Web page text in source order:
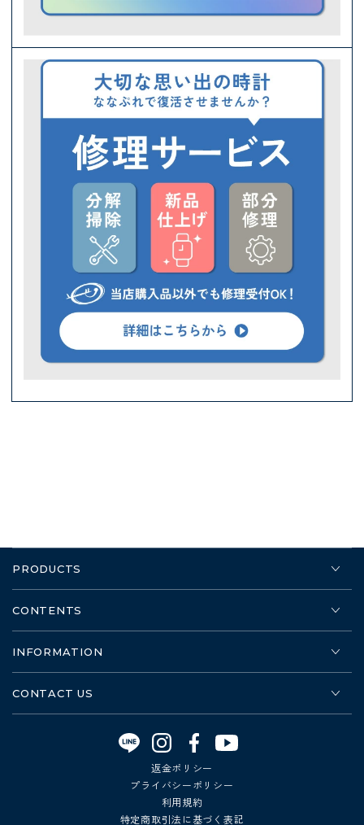
PRODUCTS
CONTENTS
INFORMATION
CONTACT US
Instagram
FacebookYouTube
返金ポリシー
プライバシーポリシー
利用規約
特定商取引法に基づく表記